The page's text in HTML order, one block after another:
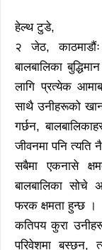
हेल्थ टुडे,
२ जेठ,
बालबालिका
लागि प्रत्येक
साथै उनीहरूको
गर्छन,
जीवनमा पनि
सबैमा एकनासे
बालबालिका सोचे
फरक क्षमता हुन्छ ।
कतिपय कुरा
परिवेशमा बस्छन,